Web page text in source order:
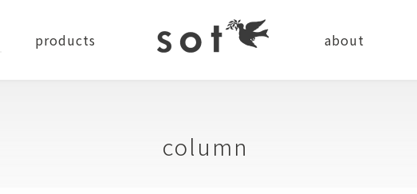
products
ステーショナリー
about
column